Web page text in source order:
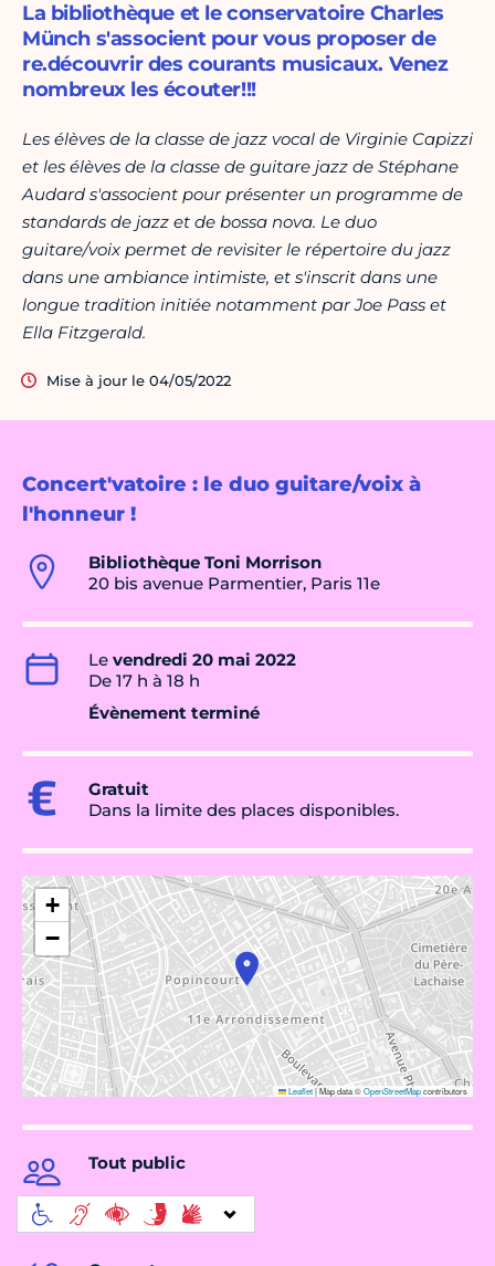
Concert'vatoire : le duo guitare/voix à
l'honneur !
Bibliothèque Toni Morrison
20 bis avenue Parmentier, Paris 11e
Le vendredi 20 mai 2022
De 17 h à 18 h
Évènement terminé
Gratuit
Dans la limite des places disponibles.
+
−
Leaflet|Map data ©OpenStreetMapcontributors
Tout public
La bibliothèque et le conservatoire Charles
Münch s'associent pour vous proposer de
re.découvrir des courants musicaux. Venez
nombreux les écouter!!!
Les élèves de la classe de jazz vocal de Virginie Capizzi
et les élèves de la classe de guitare jazz de Stéphane
Audard s'associent pour présenter un programme de
standards de jazz et de bossa nova. Le duo
guitare/voix permet de revisiter le répertoire du jazz
dans une ambiance intimiste, et s'inscrit dans une
longue tradition initiée notamment par Joe Pass et
Ella Fitzgerald.
Mise à jour le 04/05/2022